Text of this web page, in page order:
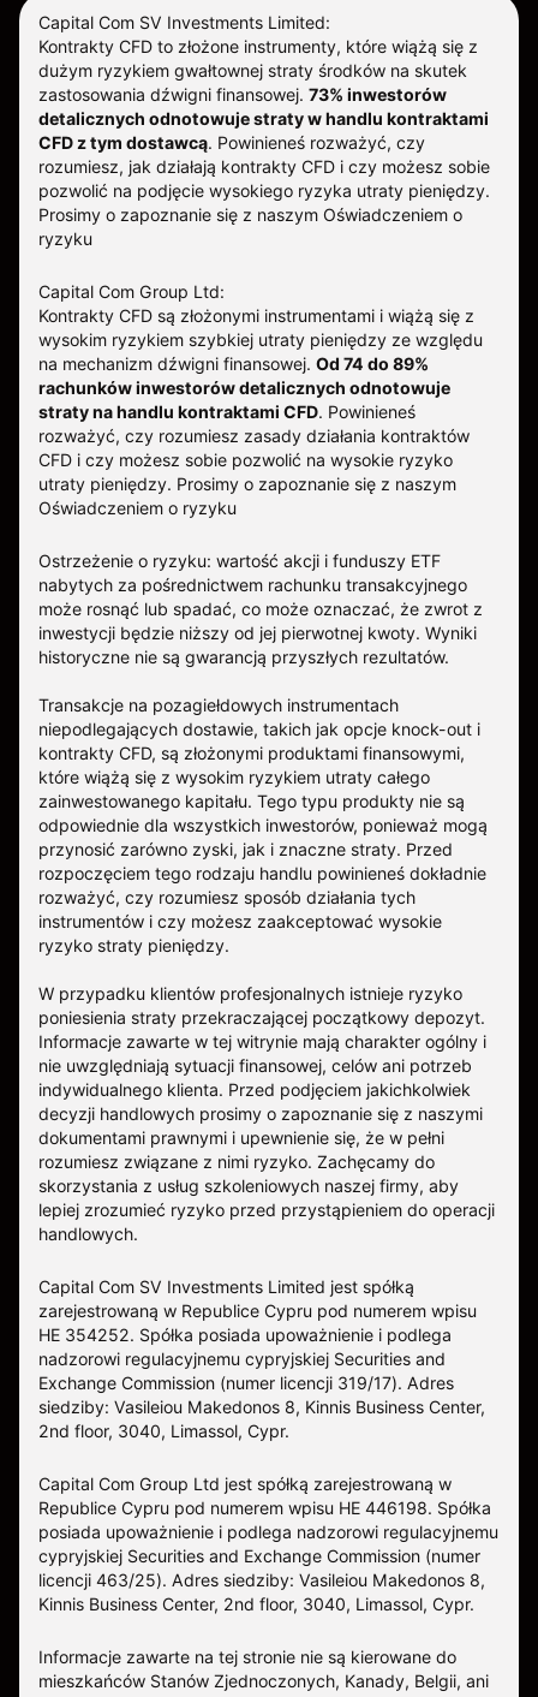
Capital Com SV Investments Limited:
Kontrakty CFD to złożone instrumenty, które wiążą się z
dużym ryzykiem gwałtownej straty środków na skutek
zastosowania dźwigni finansowej. 73% inwestorów
detalicznych odnotowuje straty w handlu kontraktami
CFD z tym dostawcą. Powinieneś rozważyć, czy
rozumiesz, jak działają kontrakty CFD i czy możesz sobie
pozwolić na podjęcie wysokiego ryzyka utraty pieniędzy.
Prosimy o zapoznanie się z naszym Oświadczeniem o
ryzyku
Capital Com Group Ltd:
Kontrakty CFD są złożonymi instrumentami i wiążą się z
wysokim ryzykiem szybkiej utraty pieniędzy ze względu
na mechanizm dźwigni finansowej. Od 74 do 89%
rachunków inwestorów detalicznych odnotowuje
straty na handlu kontraktami CFD. Powinieneś
rozważyć, czy rozumiesz zasady działania kontraktów
CFD i czy możesz sobie pozwolić na wysokie ryzyko
utraty pieniędzy. Prosimy o zapoznanie się z naszym
Oświadczeniem o ryzyku
Ostrzeżenie o ryzyku: wartość akcji i funduszy ETF
nabytych za pośrednictwem rachunku transakcyjnego
może rosnąć lub spadać, co może oznaczać, że zwrot z
inwestycji będzie niższy od jej pierwotnej kwoty. Wyniki
historyczne nie są gwarancją przyszłych rezultatów.
Transakcje na pozagiełdowych instrumentach
niepodlegających dostawie, takich jak opcje knock-out i
kontrakty CFD, są złożonymi produktami finansowymi,
które wiążą się z wysokim ryzykiem utraty całego
zainwestowanego kapitału. Tego typu produkty nie są
odpowiednie dla wszystkich inwestorów, ponieważ mogą
przynosić zarówno zyski, jak i znaczne straty. Przed
rozpoczęciem tego rodzaju handlu powinieneś dokładnie
rozważyć, czy rozumiesz sposób działania tych
instrumentów i czy możesz zaakceptować wysokie
ryzyko straty pieniędzy.
W przypadku klientów profesjonalnych istnieje ryzyko
poniesienia straty przekraczającej początkowy depozyt.
Informacje zawarte w tej witrynie mają charakter ogólny i
nie uwzględniają sytuacji finansowej, celów ani potrzeb
indywidualnego klienta. Przed podjęciem jakichkolwiek
decyzji handlowych prosimy o zapoznanie się z naszymi
dokumentami prawnymi i upewnienie się, że w pełni
rozumiesz związane z nimi ryzyko. Zachęcamy do
skorzystania z usług szkoleniowych naszej firmy, aby
lepiej zrozumieć ryzyko przed przystąpieniem do operacji
handlowych.
Capital Com SV Investments Limited jest spółką
zarejestrowaną w Republice Cypru pod numerem wpisu
HE 354252. Spółka posiada upoważnienie i podlega
nadzorowi regulacyjnemu cypryjskiej Securities and
Exchange Commission (numer licencji 319/17). Adres
siedziby: Vasileiou Makedonos 8, Kinnis Business Center,
2nd floor, 3040, Limassol, Cypr.
Capital Com Group Ltd jest spółką zarejestrowaną w
Republice Cypru pod numerem wpisu ΗΕ 446198. Spółka
posiada upoważnienie i podlega nadzorowi regulacyjnemu
cypryjskiej Securities and Exchange Commission (numer
licencji 463/25). Adres siedziby: Vasileiou Makedonos 8,
Kinnis Business Center, 2nd floor, 3040, Limassol, Cypr.
Informacje zawarte na tej stronie nie są kierowane do
mieszkańców Stanów Zjednoczonych, Kanady, Belgii, ani